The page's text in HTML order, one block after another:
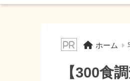
ホーム
【300食